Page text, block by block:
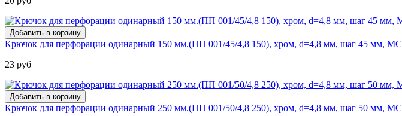
Крючок для перфорации одинарный 150 мм.(ПП 001/45/4,8 150), хром, d=4,8 мм, шаг 45 мм, МС
23 руб
Крючок для перфорации одинарный 250 мм.(ПП 001/50/4,8 250), хром, d=4,8 мм, шаг 50 мм, МС